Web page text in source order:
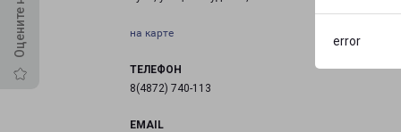
error
на карте
ТЕЛЕФОН
8(4872) 740-113
EMAIL